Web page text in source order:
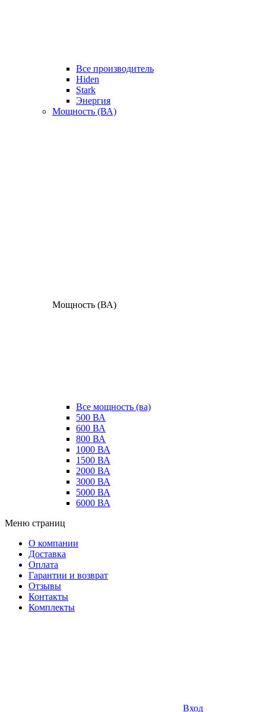
Все производитель
Hiden
Stark
Энергия
Мощность (ВА)
Мощность (ВА)
Все мощность (ва)
500 ВА
600 ВА
800 ВА
1000 ВА
1500 ВА
2000 ВА
3000 ВА
5000 ВА
6000 ВА
Меню страниц
О компании
Доставка
Оплата
Гарантии и возврат
Отзывы
Контакты
Комплекты
Вход